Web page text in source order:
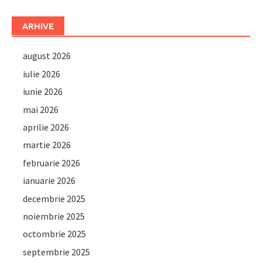
ARHIVE
august 2026
iulie 2026
iunie 2026
mai 2026
aprilie 2026
martie 2026
februarie 2026
ianuarie 2026
decembrie 2025
noiembrie 2025
octombrie 2025
septembrie 2025